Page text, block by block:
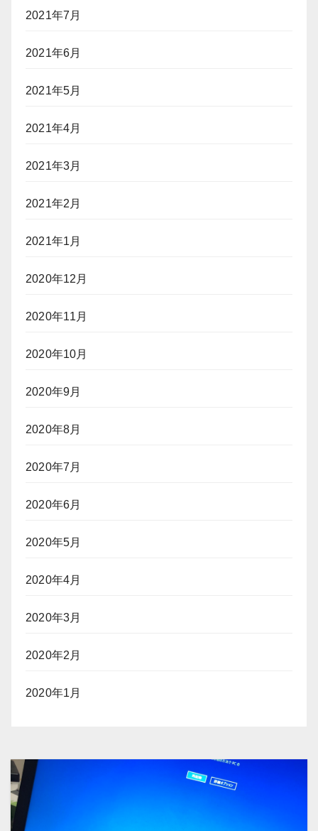
2021年7月
2021年6月
2021年5月
2021年4月
2021年3月
2021年2月
2021年1月
2020年12月
2020年11月
2020年10月
2020年9月
2020年8月
2020年7月
2020年6月
2020年5月
2020年4月
2020年3月
2020年2月
2020年1月